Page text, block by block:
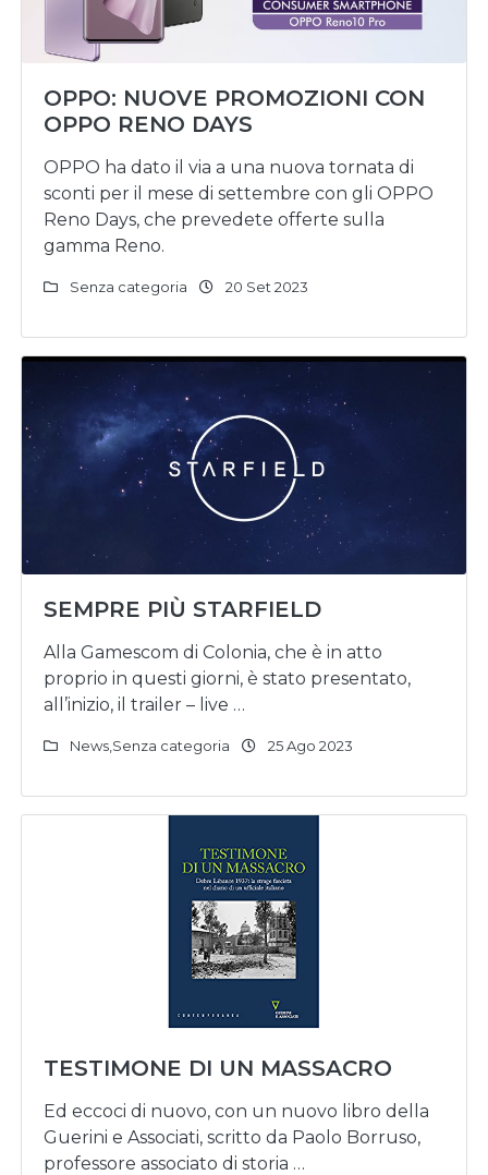
OPPO: NUOVE PROMOZIONI CON
OPPO RENO DAYS
OPPO ha dato il via a una nuova tornata di
sconti per il mese di settembre con gli OPPO
Reno Days, che prevedete offerte sulla
gamma Reno.
Senza categoria 20 Set 2023
SEMPRE PIÙ STARFIELD
Alla Gamescom di Colonia, che è in atto
proprio in questi giorni, è stato presentato,
all’inizio, il trailer – live …
News Senza categoria 25 Ago 2023
TESTIMONE DI UN MASSACRO
Ed eccoci di nuovo, con un nuovo libro della
Guerini e Associati, scritto da Paolo Borruso,
professore associato di storia …